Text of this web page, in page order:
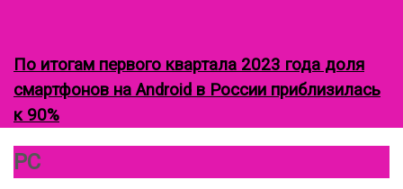
По итогам первого квартала 2023 года доля
смартфонов на Android в России приблизилась
к 90%
К
р
у
г
PC